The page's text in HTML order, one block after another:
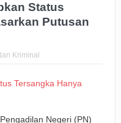
Status
Putusan
Kriminal
Negeri (PN)